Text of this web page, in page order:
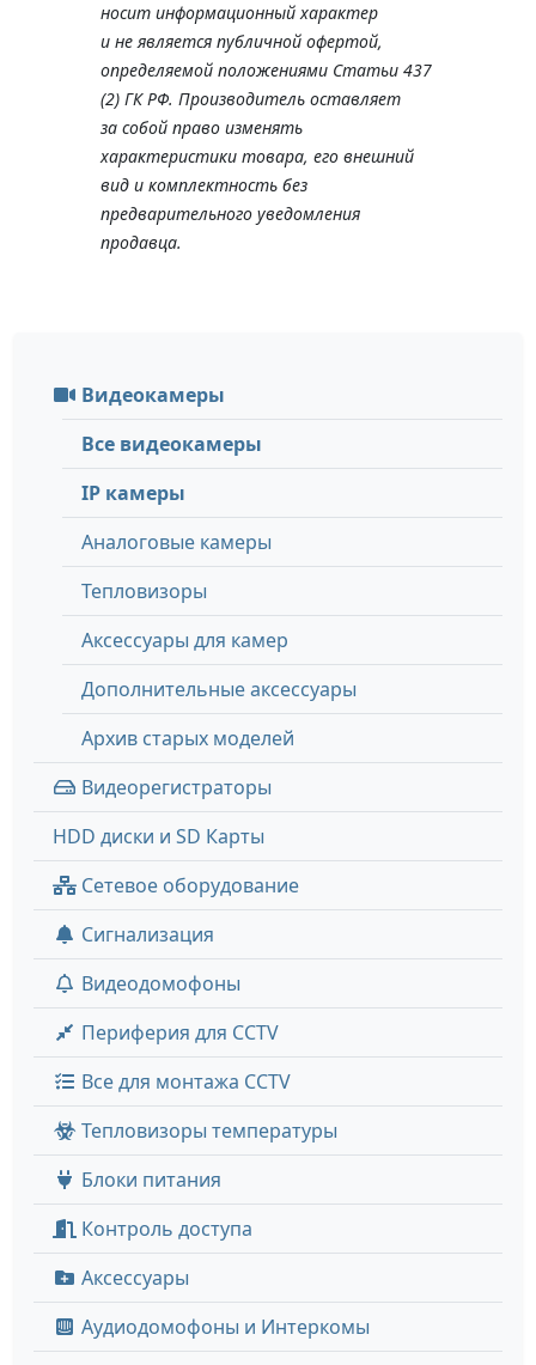
носит информационный характер
и не является публичной офертой,
определяемой положениями Статьи 437
(2) ГК РФ. Производитель оставляет
за собой право изменять
характеристики товара, его внешний
вид и комплектность без
предварительного уведомления
продавца.
Видеокамеры
Все видеокамеры
IP камеры
Аналоговые камеры
Тепловизоры
Аксессуары для камер
Дополнительные аксессуары
Архив старых моделей
Видеорегистраторы
HDD диски и SD Карты
Сетевое оборудование
Сигнализация
Видеодомофоны
Периферия для CCTV
Все для монтажа CCTV
Тепловизоры температуры
Блоки питания
Контроль доступа
Аксессуары
Аудиодомофоны и Интеркомы